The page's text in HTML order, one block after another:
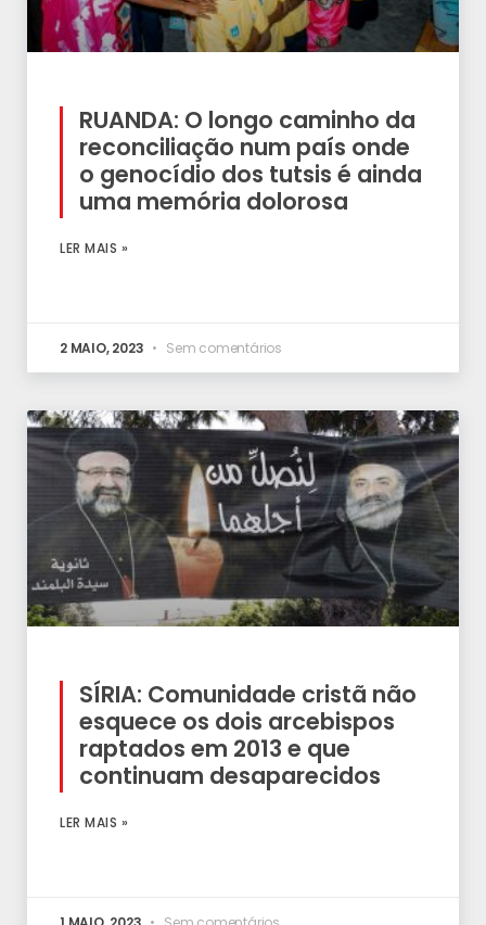
RUANDA: O longo caminho da
reconciliação num país onde
o genocídio dos tutsis é ainda
uma memória dolorosa
LER MAIS »
2 MAIO, 2023 Sem comentários
SÍRIA: Comunidade cristã não
esquece os dois arcebispos
raptados em 2013 e que
continuam desaparecidos
LER MAIS »